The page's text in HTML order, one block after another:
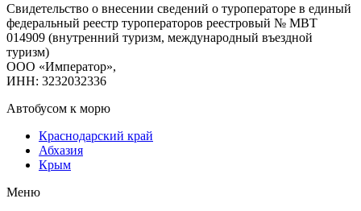
Свидетельство о внесении сведений о туроператоре в единый
федеральный реестр туроператоров реестровый № МВТ
014909 (внутренний туризм, международный въездной
туризм)
ООО «Император»,
ИНН: 3232032336
Автобусом к морю
Краснодарский край
Абхазия
Крым
Меню